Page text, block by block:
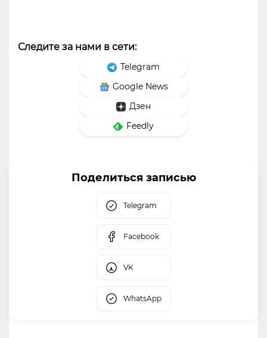
Следите за нами в сети:
Telegram
Google News
Дзен
Feedly
Поделиться записью
Telegram
Facebook
VK
WhatsApp